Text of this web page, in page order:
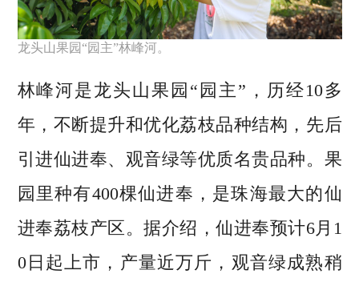
龙头山果园“园主”林峰河。
林峰河是龙头山果园“园主”，历经10多
年，不断提升和优化荔枝品种结构，先后
引进仙进奉、观音绿等优质名贵品种。果
园里种有400棵仙进奉，是珠海最大的仙
进奉荔枝产区。据介绍，仙进奉预计6月1
0日起上市，产量近万斤，观音绿成熟稍